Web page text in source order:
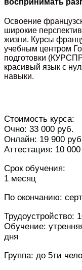
Освоение
широкие
жизни. Курсы
учебным центром
подготовки
красивый язык с
навыки.
Стоимость курса:
Очно: 33 000 руб.
Онлайн: 19 900
Аттестация: 10
Срок обучения:
1 месяц
По окончанию:
Трудоустройство:
Обучение:
дня
Группа: до 5ти